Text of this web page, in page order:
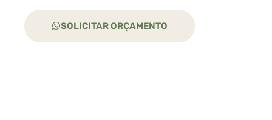
SOLICITAR ORÇAMENTO